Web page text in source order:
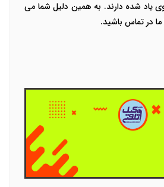
یاد شده دارند. به همین دلیل شما می
ما در تماس باشید.